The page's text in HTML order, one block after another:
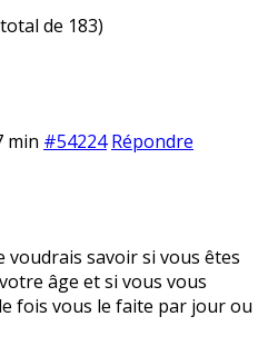
de 183)
min #54224 Répondre
voudrais savoir si vous êtes
âge et si vous vous
fois vous le faite par jour ou